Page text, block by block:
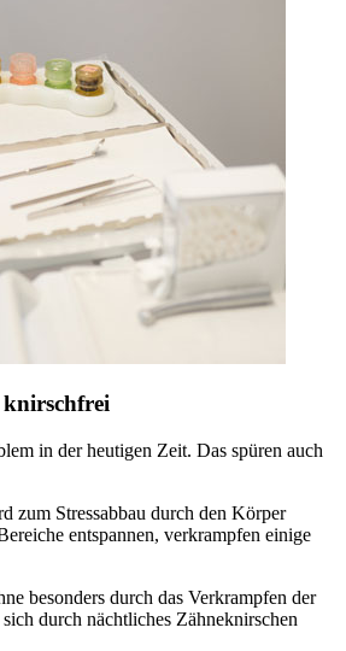
knirschfrei
in der heutigen Zeit. Das spüren auch
zum Stressabbau durch den Körper
entspannen, verkrampfen einige
besonders durch das Verkrampfen der
durch nächtliches Zähneknirschen